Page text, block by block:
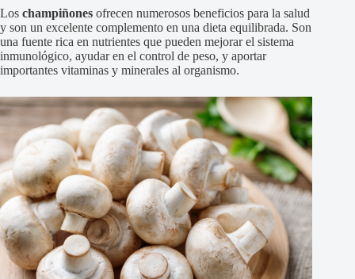
Los champiñones ofrecen numerosos beneficios para la salud
y son un excelente complemento en una dieta equilibrada. Son
una fuente rica en nutrientes que pueden mejorar el sistema
inmunológico, ayudar en el control de peso, y aportar
importantes vitaminas y minerales al organismo.